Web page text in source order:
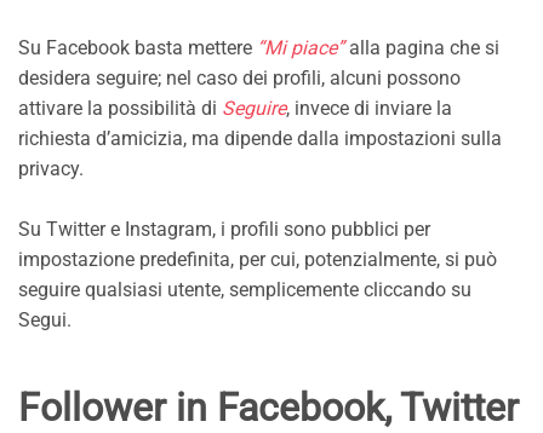
Su Facebook basta mettere “Mi piace”alla pagina che si
desidera seguire; nel caso dei profili, alcuni possono
attivare la possibilità di Seguire, invece di inviare la
richiesta d’amicizia, ma dipende dalla impostazioni sulla
privacy.
Su Twitter e Instagram, i profili sono pubblici per
impostazione predefinita, per cui, potenzialmente, si può
seguire qualsiasi utente, semplicemente cliccando su
Segui.
Follower in Facebook, Twitter